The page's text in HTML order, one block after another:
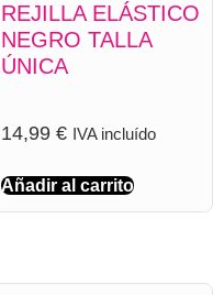
REJILLA ELÁSTICO
NEGRO TALLA
ÚNICA
14,99 € IVA incluído
Añadir al carrito